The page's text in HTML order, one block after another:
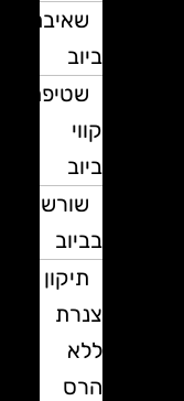
שאיבת
ביוב
שטיפת
קווי
ביוב
שורשים
בביוב
תיקון
צנרת
ללא
הרס